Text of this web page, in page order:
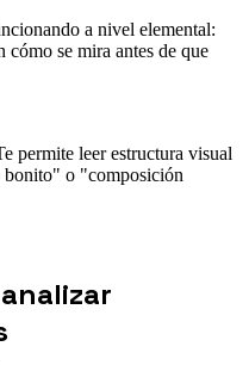
a nivel elemental:
se mira antes de que
permite leer estructura visual
bonito" o "composición